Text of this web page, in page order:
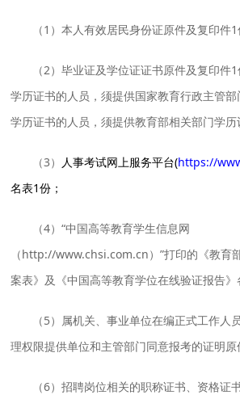
（1）本人有效居民身份证原件及复印件1
（2）毕业证及学位证证书原件及复印件
学历证书的人员，须提供国家教育行政主管
学历证书的人员，须提供教育部相关部门学历
（3） 人事考试网上服务平台(https://
名表1份；
（4）“中国高等教育学生信息网
（http://www.chsi.com.cn）”打印的《教育
案表》及《中国高等教育学位在线验证报告》
（5）属机关、事业单位在编正式工作人
理权限提供单位和主管部门同意报考的证明原
（6）招聘岗位相关的职称证书、资格证